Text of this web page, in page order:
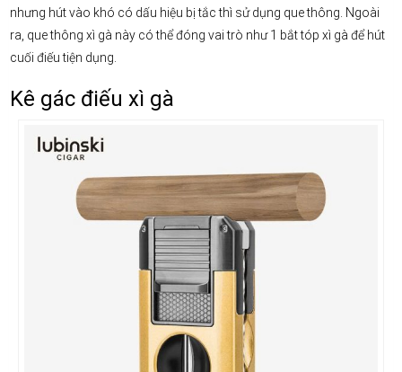
nhưng hút vào khó có dấu hiệu bị tắc thì sử dụng que thông. Ngoài
ra, que thông xì gà này có thể đóng vai trò như 1 bắt tóp xì gà để hút
cuối điếu tiện dụng.
Kê gác điếu xì gà